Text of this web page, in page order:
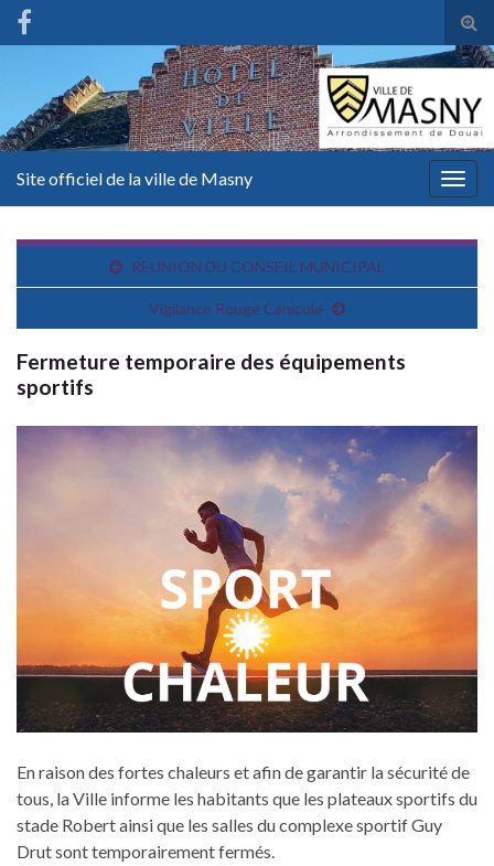
Site officiel de la ville de Masny
REUNION DU CONSEIL MUNICIPAL
Vigilance Rouge Canicule
Fermeture temporaire des équipements
sportifs
En raison des fortes chaleurs et afin de garantir la sécurité de
tous, la Ville informe les habitants que les plateaux sportifs du
stade Robert ainsi que les salles du complexe sportif Guy
Drut sont temporairement fermés.